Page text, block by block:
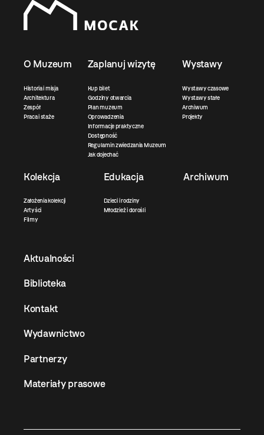
O Muzeum
Historia i misja
Architektura
Zespół
Praca i staże
Zaplanuj wizytę
Kup bilet
Godziny otwarcia
Plan muzeum
Oprowadzenia
Informacje praktyczne
Dostępność
Regulamin zwiedzania Muzeum
Jak dojechać
Wystawy
Wystawy czasowe
Wystawy stałe
Archiwum
Projekty
Kolekcja
Założenia kolekcji
Artyści
Filmy
Edukacja
Dzieci i rodziny
Młodzież i dorośli
Archiwum
Aktualności
Biblioteka
Kontakt
Wydawnictwo
Partnerzy
Materiały prasowe